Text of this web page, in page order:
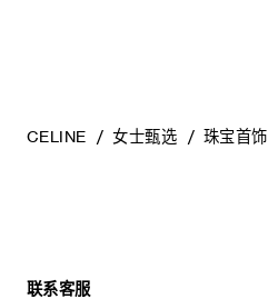
CELINE 女士甄选 珠宝首饰
联系客服